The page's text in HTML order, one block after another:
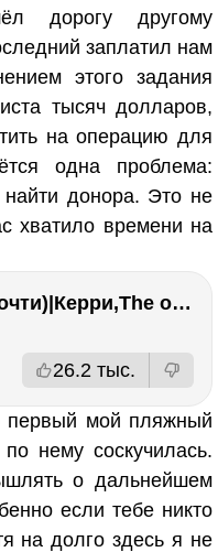
дорогу другому
заплатил нам
этого задания
тысяч долларов,
на операцию для
одна проблема:
донора. Это не
хватило времени на
24 часа чтения без сна (почти)|Керри,The one единственный, Адвокат дьявола
26.2 тыс.
первый мой пляжный
нему соскучилась.
о дальнейшем
если тебе никто
на долго здесь я не